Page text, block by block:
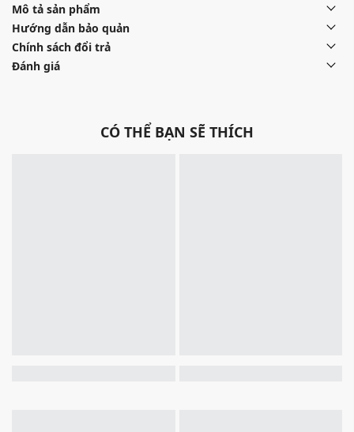
Mô tả sản phẩm
Hướng dẫn bảo quản
Chính sách đổi trả
Đánh giá
CÓ THỂ BẠN SẼ THÍCH